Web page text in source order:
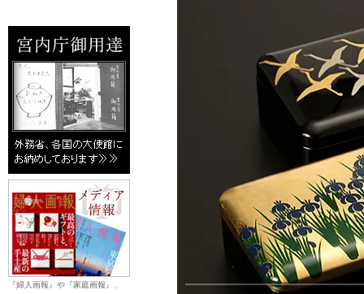
『婦人画報』や『家庭画報』、